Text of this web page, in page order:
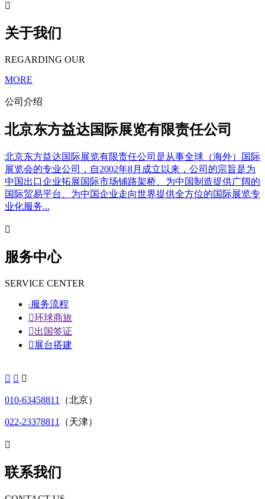

关于我们
REGARDING OUR
MORE
公司介绍
北京东方益达国际展览有限责任公司
北京东方益达国际展览有限责任公司是从事全球（海外）国际
展览会的专业公司，自2002年8月成立以来，公司的宗旨是为
中国出口企业拓展国际市场铺路架桥、为中国制造提供广阔的
国际贸易平台、为中国企业走向世界提供全方位的国际展览专
业化服务...

服务中心
SERVICE CENTER
 服务流程
环球商旅
出国签证
 展台搭建
  
010-63458811 （北京）
022-23378811 （天津）

联系我们